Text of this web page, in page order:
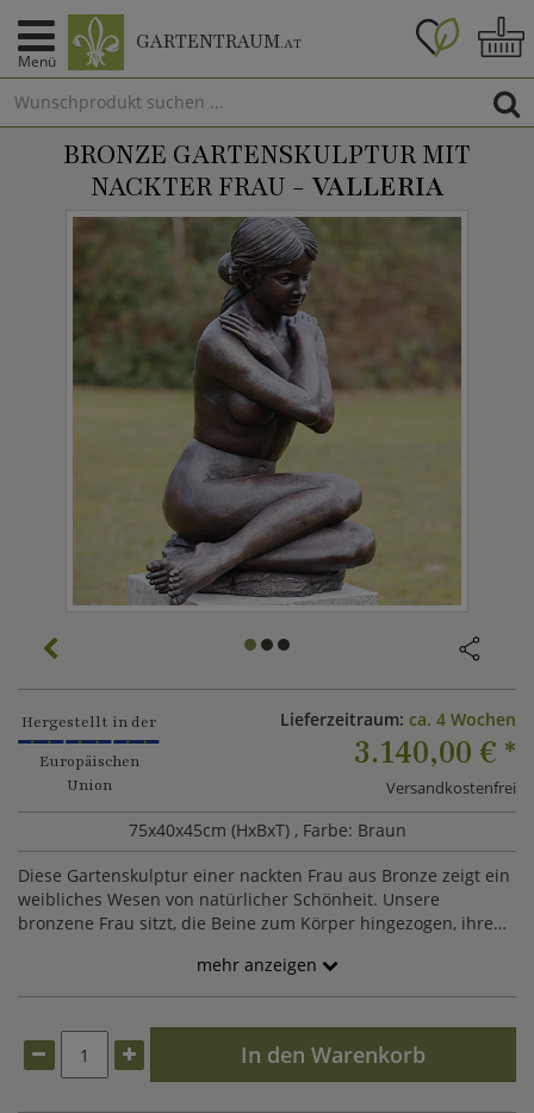
Menü
GARTENTRAUM.AT
BRONZE GARTENSKULPTUR MIT
NACKTER FRAU - VALLERIA
Hergestellt in der
Europäischen
Union
Lieferzeitraum: ca. 4 Wochen
3.140,00 € *
Versandkostenfrei
75x40x45cm (HxBxT) , Farbe: Braun
Diese Gartenskulptur einer nackten Frau aus Bronze zeigt ein
weibliches Wesen von natürlicher Schönheit. Unsere
bronzene Frau sitzt, die Beine zum Körper hingezogen, ihre
abgelegt sowie den Kopf sanft geneigt auf einem kleinen
Felsen und scheint zu träumen. Die erdig-sonnigen
diese Gartenskulptur einer nackten Frau aus hochwertiger
Bronze einfach jeden Standort.
mehr anzeigen
In den Warenkorb